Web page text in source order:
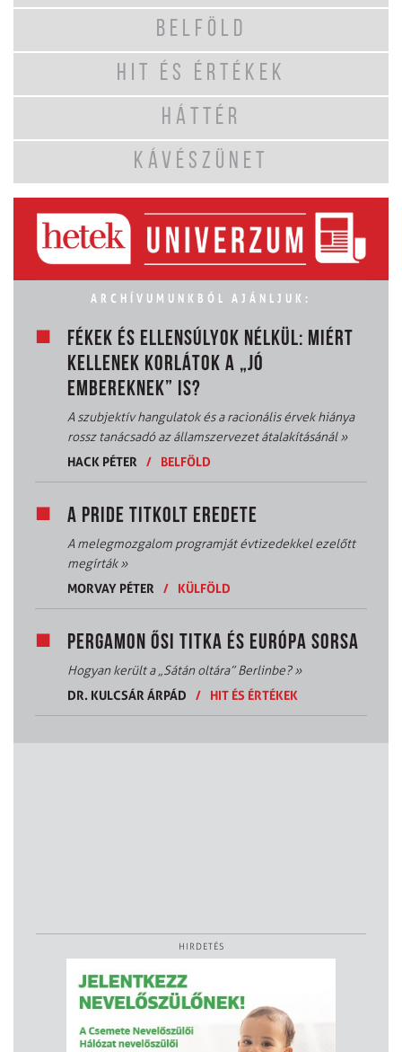
BELFÖLD
HIT ÉS ÉRTÉKEK
HÁTTÉR
KÁVÉSZÜNET
ARCHÍVUMUNKBÓL AJÁNLJUK:
FÉKEK ÉS ELLENSÚLYOK NÉLKÜL: MIÉRT
KELLENEK KORLÁTOK A „JÓ
EMBEREKNEK” IS?
A szubjektív hangulatok és a racionális érvek hiánya
rossz tanácsadó az államszervezet átalakításánál»
HACK PÉTER
/ BELFÖLD
A PRIDE TITKOLT EREDETE
A melegmozgalom programját évtizedekkel ezelőtt
megírták»
MORVAY PÉTER
/ KÜLFÖLD
PERGAMON ŐSI TITKA ÉS EURÓPA SORSA
Hogyan került a „Sátán oltára” Berlinbe?»
DR. KULCSÁR ÁRPÁD
/ HIT ÉS ÉRTÉKEK
HIRDETÉS